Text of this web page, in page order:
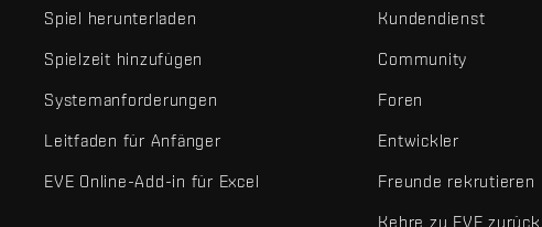
Spiel herunterladen
Spielzeit hinzufügen
Systemanforderungen
Leitfaden für Anfänger
EVE Online-Add-in für Excel
Kundendienst
Community
Foren
Entwickler
Freunde rekrutieren
Kehre zu EVE zurück